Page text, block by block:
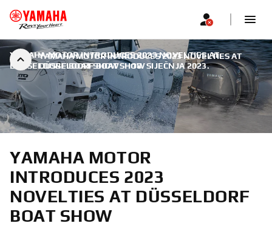
YAMAHA MOTOR INTRODUCES 2023 NOVELTIES AT
DÜSSELDORF BOAT SHOW
YAMAHA MOTOR INTRODUCES 2023 NOVELTIES AT
DÜSSELDORF BOAT SHOW | 18. SIJEČNJA 2023.
YAMAHA MOTOR
INTRODUCES 2023
NOVELTIES AT DÜSSELDORF
BOAT SHOW